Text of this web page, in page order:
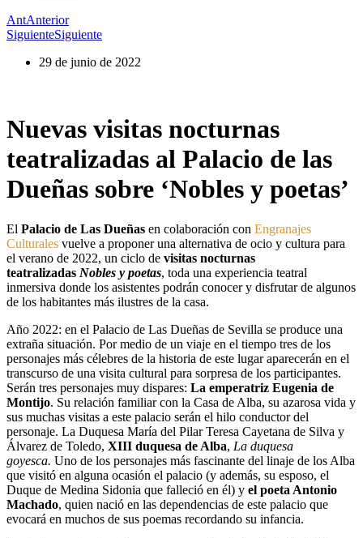
AntAnterior
SiguienteSiguiente
29 de junio de 2022
Nuevas visitas nocturnas
teatralizadas al Palacio de las
Dueñas sobre ‘Nobles y poetas’
El Palacio de Las Dueñas en colaboración con Engranajes
Culturales vuelve a proponer una alternativa de ocio y cultura para
el verano de 2022, un ciclo de visitas nocturnas
teatralizadas Nobles y poetas, toda una experiencia teatral
inmersiva donde los asistentes podrán conocer y disfrutar de algunos
de los habitantes más ilustres de la casa.
Año 2022: en el Palacio de Las Dueñas de Sevilla se produce una
extraña situación. Por medio de un viaje en el tiempo tres de los
personajes más célebres de la historia de este lugar aparecerán en el
transcurso de una visita cultural para sorpresa de los participantes.
Serán tres personajes muy dispares: La emperatriz Eugenia de
Montijo. Su relación familiar con la Casa de Alba, su azarosa vida y
sus muchas visitas a este palacio serán el hilo conductor del
personaje. La Duquesa María del Pilar Teresa Cayetana de Silva y
Álvarez de Toledo, XIII duquesa de Alba, La duquesa
goyesca. Uno de los personajes más fascinante del linaje de los Alba
que visitó en alguna ocasión el palacio (y además, su esposo, el
Duque de Medina Sidonia que falleció en él) y el poeta Antonio
Machado, quien nació en las dependencias de este palacio que
evocará en muchos de sus poemas recordando su infancia.